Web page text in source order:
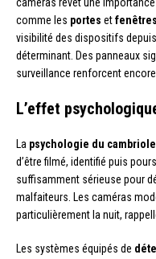
caméras revêt une
comme les portes etfenêtres
visibilité des dispositifs
déterminant. Des panneaux
surveillance renforcent
L’effet
La psychologie du
d’être filmé, identifié puis
suffisamment sérieuse pour
malfaiteurs. Les caméras
particulièrement la nuit,
Les systèmes équipés de